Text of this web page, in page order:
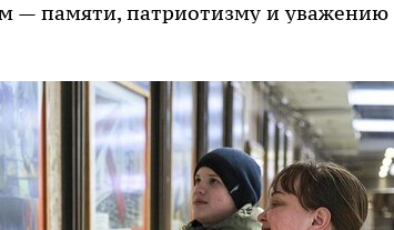
— памяти, патриотизму и